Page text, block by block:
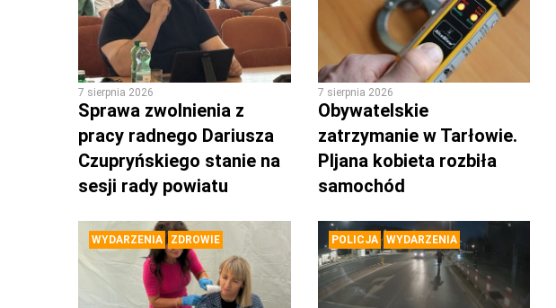
7 sierpnia 2026
Sprawa zwolnienia z
pracy radnego Dariusza
Czupryńskiego stanie na
sesji rady powiatu
7 sierpnia 2026
Obywatelskie
zatrzymanie w Tarłowie.
PIjana kobieta rozbiła
samochód
WYDARZENIA ZDROWIE POLICJA WYDARZENIA